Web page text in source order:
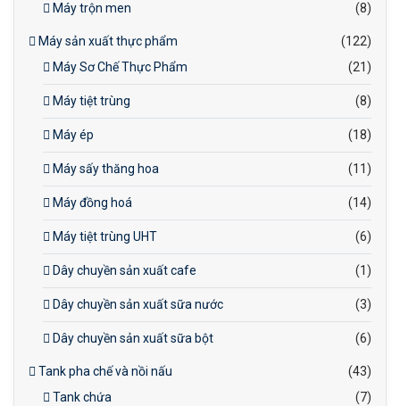
Máy trộn men (8)
Máy sản xuất thực phẩm
(122)
Máy Sơ Chế Thực Phẩm
(21)
Máy tiệt trùng (8)
Máy ép (18)
Máy sấy thăng hoa (11)
Máy đồng hoá (14)
Máy tiệt trùng UHT (6)
Dây chuyền sản xuất cafe (1)
Dây chuyền sản xuất sữa nước (3)
Dây chuyền sản xuất sữa bột (6)
Tank pha chế và nồi nấu
(43)
Tank chứa
(7)